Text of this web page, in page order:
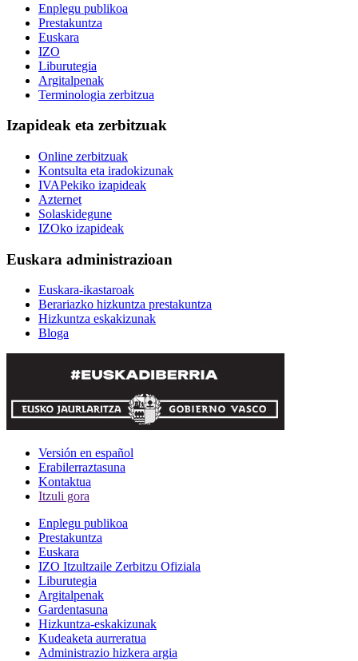
Enplegu publikoa
Prestakuntza
Euskara
IZO
Liburutegia
Argitalpenak
Terminologia zerbitzua
Izapideak eta zerbitzuak
Online zerbitzuak
Kontsulta eta iradokizunak
IVAPekiko izapideak
Azternet
Solaskidegune
IZOko izapideak
Euskara administrazioan
Euskara-ikastaroak
Berariazko hizkuntza prestakuntza
Hizkuntza eskakizunak
Bloga
Versión en español
Erabilerraztasuna
Kontaktua
Itzuli gora
Enplegu publikoa
Prestakuntza
Euskara
IZO Itzultzaile Zerbitzu Ofiziala
Liburutegia
Argitalpenak
Gardentasuna
Hizkuntza-eskakizunak
Kudeaketa aurreratua
Administrazio hizkera argia